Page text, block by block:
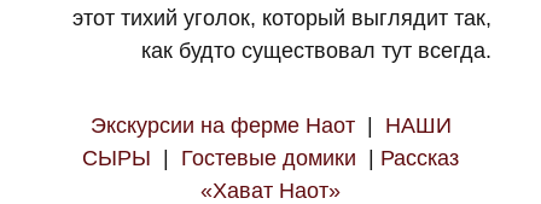
этот тихий уголок, который выглядит так,
как будто существовал тут всегда.
Экскурсии на ферме Наот| НАШИ
СЫРЫ | Гостевые домики | Рассказ
«Хават Наот»